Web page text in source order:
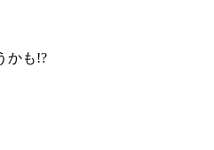
かも!?